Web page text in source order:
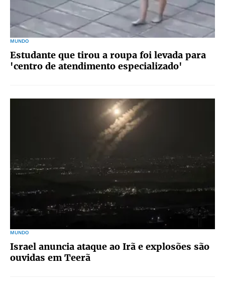
MUNDO
Estudante que tirou a roupa foi levada para
'centro de atendimento especializado'
MUNDO
Israel anuncia ataque ao Irã e explosões são
ouvidas em Teerã